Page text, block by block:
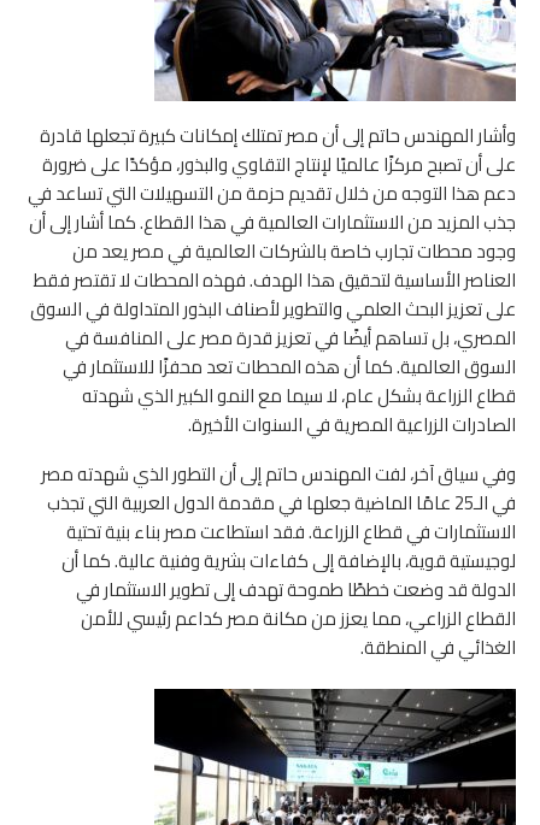
وأشار المهندس حاتم إلى أن مصر تمتلك إمكانات كبيرة تجعلها قادرة
على أن تصبح مركزًا عالميًا لإنتاج التقاوي والبذور، مؤكدًا على ضرورة
دعم هذا التوجه من خلال تقديم حزمة من التسهيلات التي تساعد في
جذب المزيد من الاستثمارات العالمية في هذا القطاع. كما أشار إلى أن
وجود محطات تجارب خاصة بالشركات العالمية في مصر يعد من
العناصر الأساسية لتحقيق هذا الهدف. فهذه المحطات لا تقتصر فقط
على تعزيز البحث العلمي والتطوير لأصناف البذور المتداولة في السوق
المصري، بل تساهم أيضًا في تعزيز قدرة مصر على المنافسة في
السوق العالمية. كما أن هذه المحطات تعد محفزًا للاستثمار في
قطاع الزراعة بشكل عام، لا سيما مع النمو الكبير الذي شهدته
الصادرات الزراعية المصرية في السنوات الأخيرة.
وفي سياق آخر، لفت المهندس حاتم إلى أن التطور الذي شهدته مصر
في الـ25 عامًا الماضية جعلها في مقدمة الدول العربية التي تجذب
الاستثمارات في قطاع الزراعة. فقد استطاعت مصر بناء بنية تحتية
لوجيستية قوية، بالإضافة إلى كفاءات بشرية وفنية عالية. كما أن
الدولة قد وضعت خططًا طموحة تهدف إلى تطوير الاستثمار في
القطاع الزراعي، مما يعزز من مكانة مصر كداعم رئيسي للأمن
الغذائي في المنطقة.